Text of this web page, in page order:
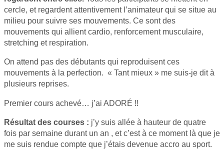
cercle, et regardent attentivement l’animateur qui se situe au
milieu pour suivre ses mouvements. Ce sont des
mouvements qui allient cardio, renforcement musculaire,
stretching et respiration.
On attend pas des débutants qui reproduisent ces
mouvements à la perfection. « Tant mieux » me suis-je dit à
plusieurs reprises.
Premier cours achevé… j’ai ADORÉ !!
Résultat des courses : j’y suis allée à hauteur de quatre
fois par semaine durant un an , et c’est à ce moment là que je
me suis rendue compte que j’étais devenue accro au sport.